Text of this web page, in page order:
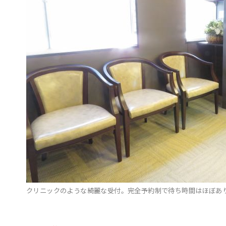
クリニックのような綺麗な受付。完全予約制で待ち時間はほぼあ